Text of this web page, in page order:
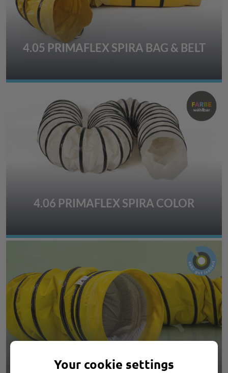
4.05 PRIMAFLEX SPIRA BAG & BELT
4.06 PRIMAFLEX SPIRA COLOR
4.07 PRIMAFLEX SPIRA ISO L
Your cookie settings